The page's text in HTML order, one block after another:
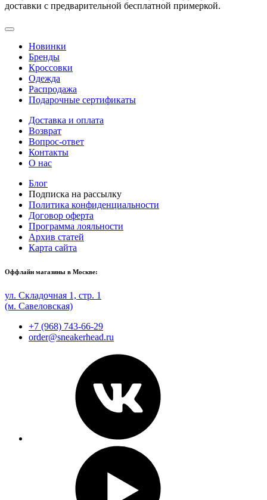
доставки с предварительной бесплатной примеркой.
Новинки
Бренды
Кроссовки
Одежда
Распродажа
Подарочные сертификаты
Доставка и оплата
Возврат
Вопрос-ответ
Контакты
О нас
Блог
Подписка на рассылку
Политика конфиденциальности
Договор оферта
Программа лояльности
Архив статей
Карта сайта
Оффлайн магазины в Москве:
ул. Складочная 1, стр. 1
(м. Савеловская)
+7 (968) 743-66-29
order@sneakerhead.ru